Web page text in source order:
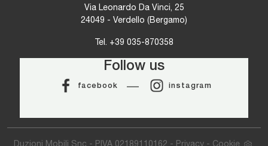
Via Leonardo Da Vinci, 25
24049 - Verdello (Bergamo)
Tel. +39 035-870358
Follow us
facebook instagram
Duzioni Mobili Snc - P.IVA 02189110162 - Privacy- Cookie